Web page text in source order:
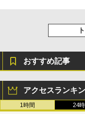
おすすめ記事
アクセスランキ
1時間 24